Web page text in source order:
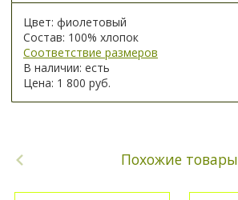
Цвет: фиолетовый
Состав: 100% хлопок
Соответствие размеров
В наличии: есть
Цена: 1 800 руб.
Похожие товары